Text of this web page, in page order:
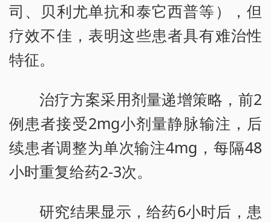
司、贝利尤单抗和泰它西普等），但
疗效不佳，表明这些患者具有难治性
特征。
治疗方案采用剂量递增策略，前2
例患者接受2mg小剂量静脉输注，后
续患者调整为单次输注4mg，每隔48
小时重复给药2-3次。
研究结果显示，给药6小时后，患